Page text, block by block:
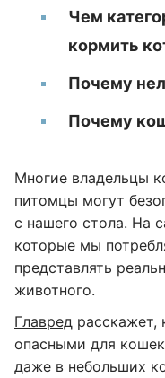
Чем
кормить
Почему
Почему
Многие владельцы
питомцы могут
с нашего стола. На
которые мы
представлять
животного.
Главред расскажет,
опасными для
даже в небольших